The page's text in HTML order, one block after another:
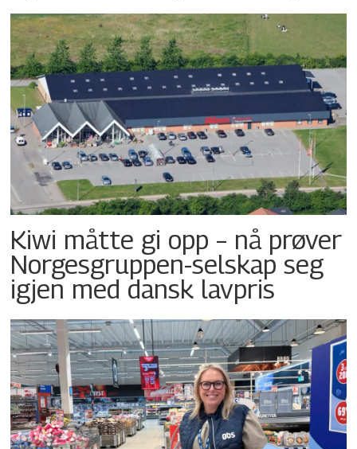
Kiwi måtte gi opp – nå prøver
Norgesgruppen-selskap seg
igjen med dansk lavpris